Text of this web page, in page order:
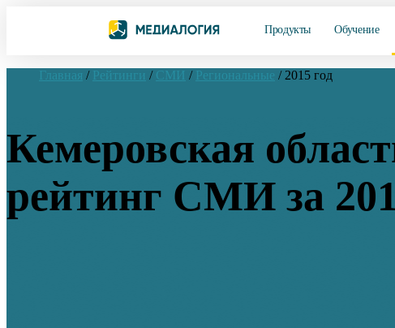
Продукты Обучение
Главная / Рейтинги / СМИ / Региональные / 2015 год
Кемеровская
рейтинг СМИ за